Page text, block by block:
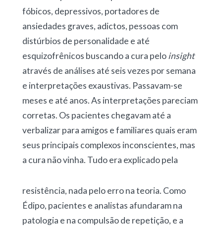
fóbicos, depressivos, portadores de
ansiedades graves, adictos, pessoas com
distúrbios de personalidade e até
esquizofrênicos buscando a cura peloinsight
através de análises até seis vezes por semana
e interpretações exaustivas. Passavam-se
meses e até anos. As interpretações pareciam
corretas. Os pacientes chegavam até a
verbalizar para amigos e familiares quais eram
seus principais complexos inconscientes, mas
a cura não vinha. Tudo era explicado pela
resistência, nada pelo erro na teoria. Como
Édipo, pacientes e analistas afundaram na
patologia e na compulsão de repetição, e a